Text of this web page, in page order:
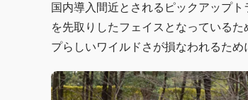
国内導入間近とされるピックアップ
を先取りしたフェイスとなっている
プらしいワイルドさが損なわれるた